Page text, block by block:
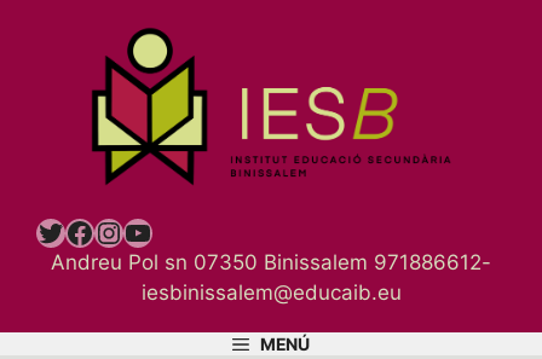
Twitter
Facebook
Instagram
YouTube
Andreu Pol sn 07350 Binissalem 971886612-
iesbinissalem@educaib.eu
MENÚ